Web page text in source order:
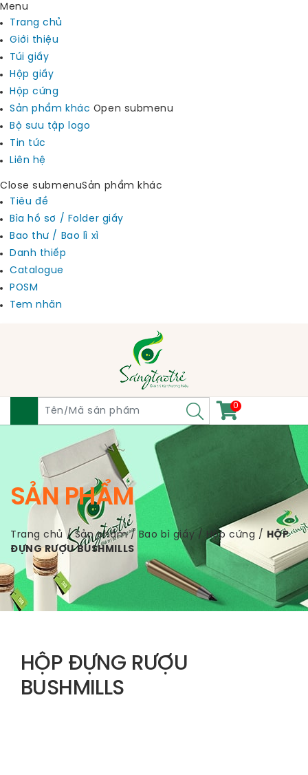
Menu
Trang chủ
Giới thiệu
Túi giấy
Hộp giấy
Hộp cứng
Sản phẩm khác Open submenu
Bộ sưu tập logo
Tin tức
Liên hệ
Close submenuSản phẩm khác
Tiêu đề
Bìa hồ sơ / Folder giấy
Bao thư / Bao lì xì
Danh thiếp
Catalogue
POSM
Tem nhãn
0
SẢN PHẨM
Trang chủ /Sản phẩm/ Bao bì giấy / Hộp cứng / HỘP
ĐỰNG RƯỢU BUSHMILLS
HỘP ĐỰNG RƯỢU
BUSHMILLS